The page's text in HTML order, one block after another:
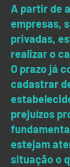
A partir de
empresas,
privadas,
realizar o
O prazo já
cadastrar
prejuízos
estejam
situação o